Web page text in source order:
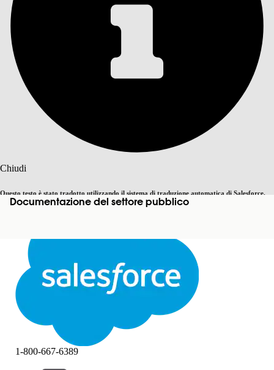
Chiudi
Questo testo è stato tradotto utilizzando il sistema di traduzione automatica di Salesforce.
Ulteriori dettagli sono disponibili qui Passa all'inglese Non ora
Chiudi Chiudi
Documentazione del settore pubblico
1-800-667-6389